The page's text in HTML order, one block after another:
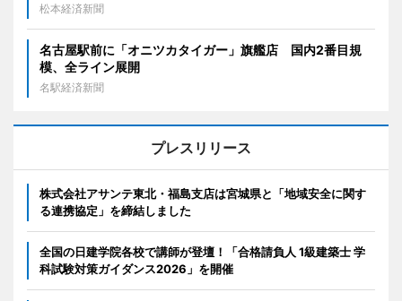
松本経済新聞
名古屋駅前に「オニツカタイガー」旗艦店 国内2番目規
模、全ライン展開
名駅経済新聞
プレスリリース
株式会社アサンテ東北・福島支店は宮城県と「地域安全に関す
る連携協定」を締結しました
全国の日建学院各校で講師が登壇！「合格請負人 1級建築士 学
科試験対策ガイダンス2026」を開催